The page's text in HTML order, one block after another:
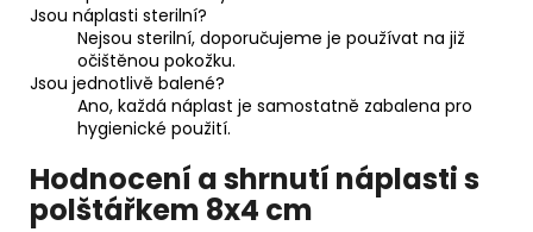
Jsou náplasti sterilní?
Nejsou sterilní, doporučujeme je používat na již
očištěnou pokožku.
Jsou jednotlivě balené?
Ano, každá náplast je samostatně zabalena pro
hygienické použití.
Hodnocení a shrnutí náplasti s
polštářkem 8x4 cm